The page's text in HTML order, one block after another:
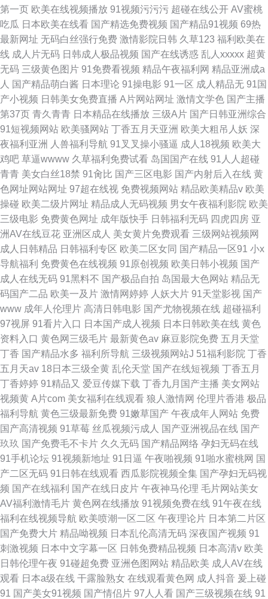
第一页 欧美在线视频播放 91视频污污污 超碰在线公开 AV蜜桃
吃瓜 日本欧美在线看 国产精选免费视频 国产精品91视频 69热
最新网址 无码白丝强行免费 激情影院日韩 久草123 福利欧美在
线 成人片无码 日韩成人极品视频 国产在线诱惑 乱人xxxxx 超黄
无码 三级黄色图片 91免费看视频 精品午夜福利网 精品亚洲成a
人 国产精品萌白酱 日本理论 91操电影 91一区 成人精品无 91国
产小视频 日韩美女免费直播 A片网站网址 激情文学色 国产主播
第37页 青久青青 日本精品在线播放 三级A片 国产日韩亚洲综合
91短视频网站 欧美骚网站 丁香五月天亚洲 欧美大粗吊人妖 深
夜福利亚洲
人兽福利导航 91叉叉操小骚逼 成人18视频 欧美大
鸡吧 草逼wwww 久草福利免费试看 岛国国产在线 91人人超碰
青青 美女白丝18禁 91肏比 国产三区电影 国产内射后入在线 黄
色网址网站网址 97超在线视 免费视频网站 精品欧美精品v 欧美
操碰 欧美二级片网址 精品成人无码视频 男女午夜福利影院 欧美
三级电影 免费黄色网址 成年版快手 日韩福利无码 四虎四房 亚
洲AV在线豆花 亚洲区成人 美女黄片免费观看 三级网站视频网
成人日韩精品 日韩福利专区 欧美二区女同 国产精品一区91 小x
导航福利 免费黄色在线视频 91原创视频 欧美日韩小视频 国产
成人在线无码 91黑料不 国产极品自拍 岛国最大色网站 精品无
码国产二品 欧美一及片 激情网婷婷 人妖大片 91天堂影视 国产
www 成年人伦理片 高清日韩电影 国产尤物视频在线 超碰福利
97视屏 91看片入口 日本国产成人视频 日本日韩欧美在线 黄色
资料入口 黄色网三级毛片 最新黄色av 麻豆影院免费 五月天堂
丁香 国产精品水多 福利所导航 三级视频网站J 51福利影院 丁香
五月天av 18日本三级全黄 乱伦天堂 国产在线短视频 丁香五月
丁香婷婷 91精品又 爱豆传媒下载 丁香九月国产主播 美女网站
视频黄 A片com 美女福利在线观看 狼人激情网 伦理片香港 极品
福利导航 黄色三级最新免费 91嫩草国产 午夜成年人网站 免费
国产高清视频 91草莓 丝瓜视频污成人 国产亚洲视品在线 国产
玖玖 国产免费毛不卡片 久久无码 国产精品网络 孕妇无码在线
91手机论坛 91视频新地址 91日逼 午夜啪视频 91啪水蜜桃网 国
产二区无码 91日韩在线观看 西瓜影院视频全集 国产孕妇无码视
频 国产在线福利 国产在线日皮片 午夜神马伦理 毛片网站美女
AV福利激情毛片 黄色网在线播放 91视频免费在线 91午夜在线
福利在线视频导航 欧美喷潮一区二区 午夜理论片 日本第二片区
国产免费大片 精品呦视频 日本乱伦高清无码 深夜国产视频 91
刺激视频 日本中文字幕一区 日韩免费精品视频 日本高清v 欧美
日韩伦理午夜 91碰超免费 亚洲色图网站 精品欧美 成人AV在线
观看 日本a级在线 干露脸熟女 在线观看黄色网 成人抖音 爰上碰
91 国产美女91视频 国产情侣片 97人人看 国产三级视频在线 91